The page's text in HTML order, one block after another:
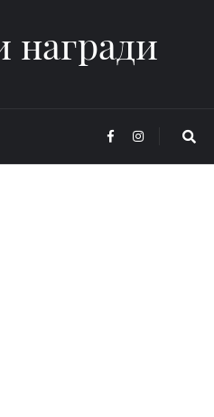
награди